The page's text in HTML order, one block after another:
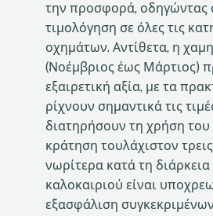
την προσφορά, οδηγώντας
τιμολόγηση σε όλες τις
οχημάτων. Αντίθετα, η
(Νοέμβριος έως Μάρτιος)
εξαιρετική αξία, με τα
ρίχνουν σημαντικά τις
διατηρήσουν τη χρήση
κράτηση τουλάχιστον
νωρίτερα κατά τη διάρκεια
καλοκαιριού είναι
εξασφάλιση